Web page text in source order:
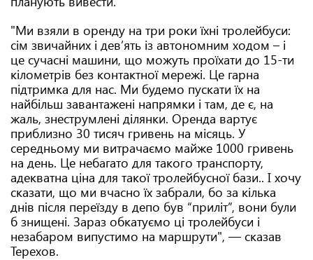
"Ми взяли в оренду на три роки їхні тролейбуси:
сім звичайних і дев’ять із автономним ходом – і
це сучасні машини, що можуть проїхати до 15-ти
кілометрів без контактної мережі. Це гарна
підтримка для нас. Ми будемо пускати їх на
найбільш завантажені напрямки і там, де є, на
жаль, знеструмлені ділянки. Оренда вартує
приблизно 30 тисяч гривень на місяць. У
середньому ми витрачаємо майже 1000 гривень
на день. Це небагато для такого транспорту,
адекватна ціна для такої тролейбусної бази.. І хочу
сказати, що ми вчасно їх забрали, бо за кілька
днів після переїзду в депо був “приліт”, вони були
б знищені. Зараз обкатуємо ці тролейбуси і
незабаром випустимо на маршрути", — сказав
Терехов.